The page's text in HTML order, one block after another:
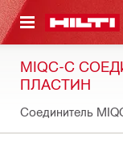
КОНТЕНТУ
MIQC-C
ПЛАСТИН
Соединитель